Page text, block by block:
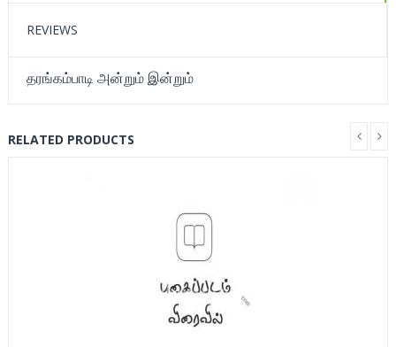
REVIEWS
தரங்கம்பாடி அன்றும் இன்றும்
RELATED PRODUCTS